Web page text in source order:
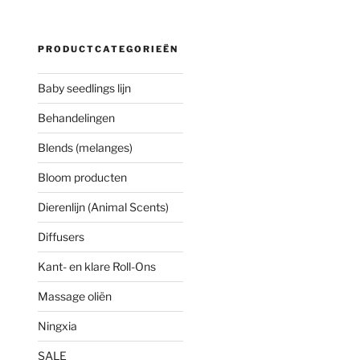
PRODUCTCATEGORIEËN
Baby seedlings lijn
Behandelingen
Blends (melanges)
Bloom producten
Dierenlijn (Animal Scents)
Diffusers
Kant- en klare Roll-Ons
Massage oliën
Ningxia
SALE